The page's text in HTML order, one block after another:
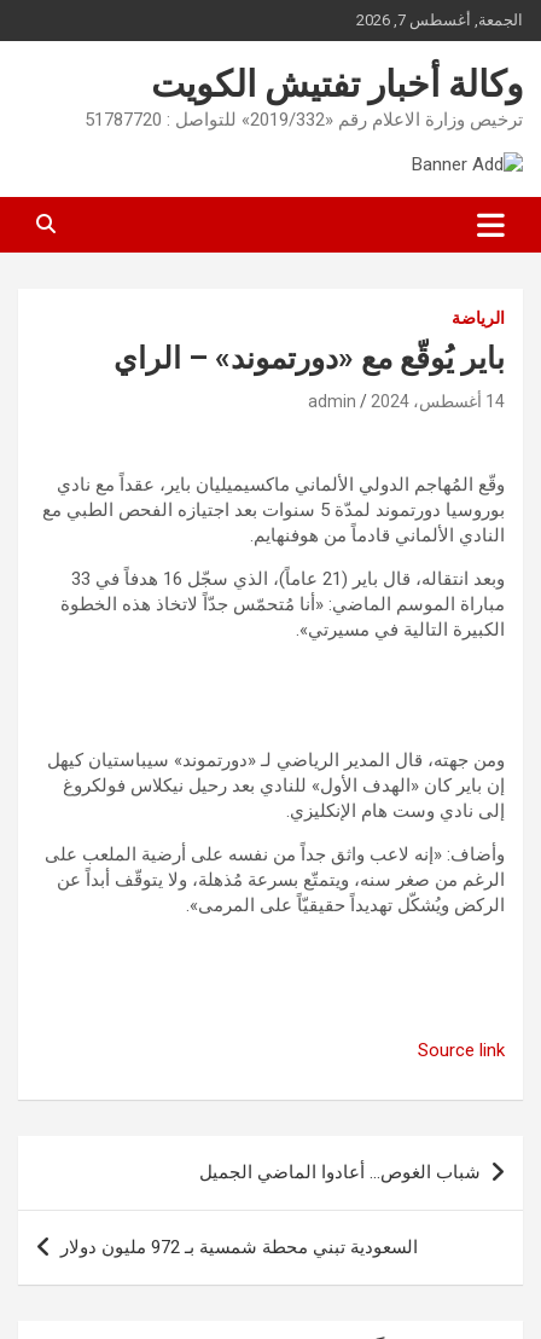
Skip
to
content
الجمعة, أغسطس 7, 2026
وكالة أخبار تفتيش الكويت
ترخيص وزارة الاعلام رقم «2019/332» للتواصل : 51787720
الرياضة
باير يُوقّع مع «دورتموند» – الراي
14 أغسطس، 2024 admin
وقّع المُهاجم الدولي الألماني ماكسيميليان باير، عقداً مع نادي
بوروسيا دورتموند لمدّة 5 سنوات بعد اجتيازه الفحص الطبي مع
النادي الألماني قادماً من هوفنهايم.
وبعد انتقاله، قال باير (21 عاماً)، الذي سجّل 16 هدفاً في 33
مباراة الموسم الماضي: «أنا مُتحمّس جدّاً لاتخاذ هذه الخطوة
الكبيرة التالية في مسيرتي».
ومن جهته، قال المدير الرياضي لـ «دورتموند» سيباستيان كيهل
إن باير كان «الهدف الأول» للنادي بعد رحيل نيكلاس فولكروغ
إلى نادي وست هام الإنكليزي.
وأضاف: «إنه لاعب واثق جداً من نفسه على أرضية الملعب على
الرغم من صغر سنه، ويتمتّع بسرعة مُذهلة، ولا يتوقّف أبداً عن
الركض ويُشكّل تهديداً حقيقيّاً على المرمى».
Source link
تصفّح
المقالات
شباب الغوص… أعادوا الماضي الجميل
السعودية تبني محطة شمسية بـ 972 مليون دولار